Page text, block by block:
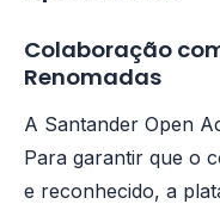
Colaboração
Renomadas
A Santander Open
Para garantir que o
e reconhecido, a